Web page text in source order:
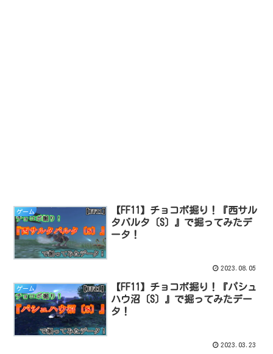
ゲーム
【FF11】チョコボ掘り！『西サル
タバルタ〔S〕』で掘ってみたデ
ータ！
2023.08.05
ゲーム
【FF11】チョコボ掘り！『パシュ
ハウ沼〔S〕』で掘ってみたデー
タ！
2023.03.23